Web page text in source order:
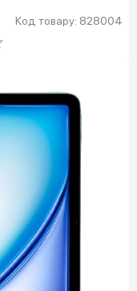
Код товару: 828004